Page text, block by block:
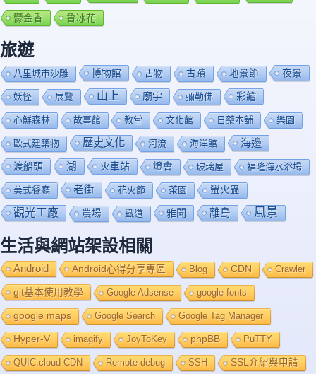
鬱金香 魯冰花
旅遊
八里城市沙雕 博物館 古物 古蹟 地景節 夜景
妖怪 展覽 山上 廟宇 彌勒佛 彩繪
心鮮森林 故事館 教堂 文化館 日藥本舖 樂園
歐式建築物 歷史文化 河流 海洋館 海邊
渡船頭 湖 火車站 燈會 玻璃屋 福隆海水浴場
美式餐廳 老街 花火節 茶園 螢火蟲
觀光工廠 農場 鐡道 雅聞 離島 風景
生活與網站架設相關
Android Android心得分享專區 Blog CDN Crawler
git基本使用教學 Google Adsense google fonts
google maps Google Search Google Tag Manager
Hyper-V imagify JoyToKey phpBB PuTTY
QUIC.cloud CDN Remote debug SSH SSL介紹與申請